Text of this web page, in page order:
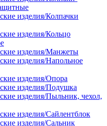
изделия/Колпачки
изделия/Кольцо
изделия/Манжеты
изделия/Напольное
изделия/Опора
изделия/Подушка
изделия/Пыльник, чехол,
изделия/Сайлентблок
изделия/Сальник